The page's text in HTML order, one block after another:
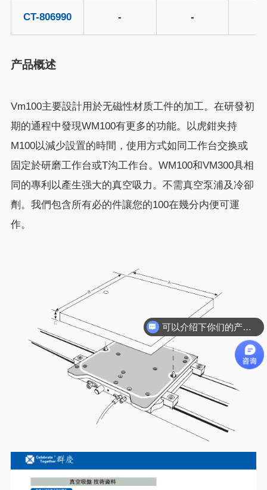
CT-806990 - -
产品概述
Vm100主要設計用於无磁性材质工件的加工。在研發初
期的通程中發現WM100有更多的功能。以虎鉗夹持
M100以減少設置的時間，使用方式如同工作台交换或
固定於研磨工作台或T沟工作台。WM100和VM300具相
同的專利以產生强大的真空吸力。不需真空泵浦及冷卻
劑。我們包含所有必的件讓您的100在幾分内便可運
作。
可以介绍下你们的产品么